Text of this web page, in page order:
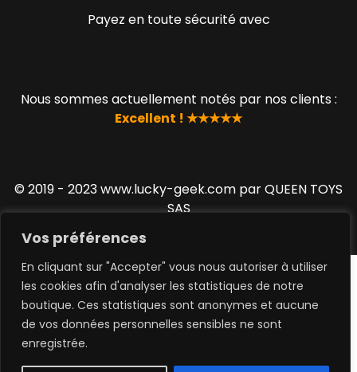
Vos préférences
En cliquant sur "Accepter" vous nous autoriser à utiliser
les cookies afin d'analyser les statistiques de notre
boutique. Ces statistiques sont anonymes et aucune
de vos données personnelles sensibles ne sont
enregistrée.
Payez en toute sécurité avec
Nous sommes actuellement notés par nos clients :
Excellent ! ★★★★★
© 2019 - 2023 www.lucky-geek.com par QUEEN TOYS
SAS
0